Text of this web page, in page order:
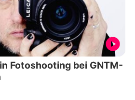
Fotoshooting bei GNTM-